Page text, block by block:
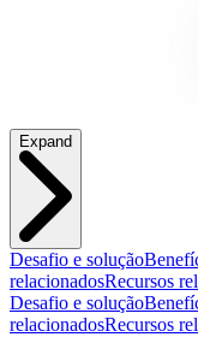
Expand
Desafio e solução
relacionadosRecursos
Desafio e solução
relacionadosRecursos